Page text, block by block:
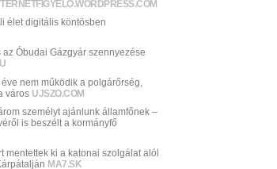
élet digitális köntösben
az Óbudai Gázgyár szennyezése
nem működik a polgárőrség,
város UJSZO.COM
személyt ajánlunk államfőnek –
is beszélt a kormányfő
mentettek ki a katonai szolgálat alól
MA7.SK